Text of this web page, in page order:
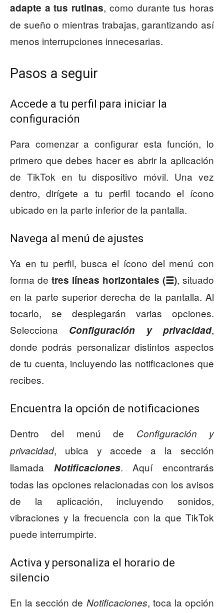
adapte a tus rutinas, como durante tus horas
de sueño o mientras trabajas, garantizando así
menos interrupciones innecesarias.
Pasos a seguir
Accede a tu perfil para iniciar la
configuración
Para comenzar a configurar esta función, lo
primero que debes hacer es abrir la aplicación
de TikTok en tu dispositivo móvil. Una vez
dentro, dirígete a tu perfil tocando el ícono
ubicado en la parte inferior de la pantalla.
Navega al menú de ajustes
Ya en tu perfil, busca el ícono del menú con
forma de tres líneas horizontales (☰), situado
en la parte superior derecha de la pantalla. Al
tocarlo, se desplegarán varias opciones.
Selecciona Configuración y privacidad,
donde podrás personalizar distintos aspectos
de tu cuenta, incluyendo las notificaciones que
recibes.
Encuentra la opción de notificaciones
Dentro del menú de Configuración y
privacidad, ubica y accede a la sección
llamada Notificaciones. Aquí encontrarás
todas las opciones relacionadas con los avisos
de la aplicación, incluyendo sonidos,
vibraciones y la frecuencia con la que TikTok
puede interrumpirte.
Activa y personaliza el horario de
silencio
En la sección de Notificaciones, toca la opción